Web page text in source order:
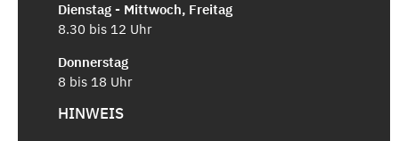
Dienstag - Mittwoch, Freitag
8.30 bis 12 Uhr
Donnerstag
8 bis 18 Uhr
HINWEIS